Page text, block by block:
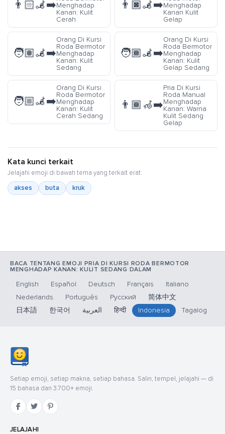
👨🏻‍🦼‍➡️Menghadap
Kanan: Kulit
Cerah
👨🏿‍🦼‍➡️Menghadap
Kanan Kulit
Gelap
🧑🏽‍🦼‍➡️
Orang Di Kursi
Roda Bermotor
Menghadap
Kanan: Kulit
Sedang
🧑🏾‍🦼‍➡️
Orang Di Kursi
Roda Bermotor
Menghadap
Kanan: Kulit
Gelap Sedang
🧑🏼‍🦼‍➡️
Orang Di Kursi
Roda Bermotor
Menghadap
Kanan: Kulit
Cerah Sedang
👨🏾‍🦽‍➡️
Pria Di Kursi
Roda Manual
Menghadap
Kanan: Warna
Kulit Sedang
Gelap
Kata kunci terkait
Jelajahi emoji di bawah tema yang terkait erat:
akses
buta kruk
BACA TENTANG EMOJI PRIA DI KURSI RODA BERMOTOR
MENGHADAP KANAN: KULIT SEDANG DALAM
English Español Deutsch Français
Italiano
Nederlands
Português Русский
简体中文
日本語
한국어 العربية हिन्दी Indonesia Tagalog
Setiap emoji, setiap makna, setiap bahasa. Salin, tempel, jelajahi — di
15 bahasa dan 3.700+ emoji.
JELAJAHI